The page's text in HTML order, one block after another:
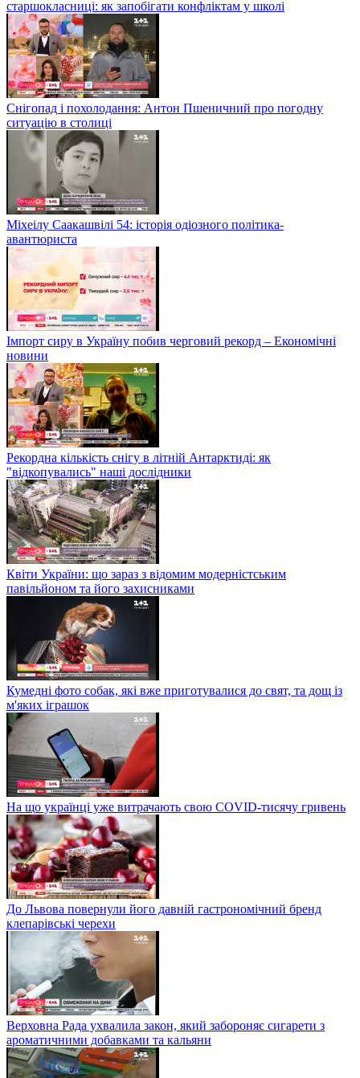
старшокласниці: як запобігати конфліктам у школі
Снігопад і похолодання: Антон Пшеничний про погодну
ситуацію в столиці
Міхеілу Саакашвілі 54: історія одіозного політика-
авантюриста
Імпорт сиру в Україну побив черговий рекорд – Економічні
новини
Рекордна кількість снігу в літній Антарктиді: як
"відкопувались" наші дослідники
Квіти України: що зараз з відомим модерністським
павільйоном та його захисниками
Кумедні фото собак, які вже приготувалися до свят, та дощ із
м'яких іграшок
На що українці уже витрачають свою COVID-тисячу гривень
До Львова повернули його давній гастрономічний бренд
клепарівські черехи
Верховна Рада ухвалила закон, який забороняє сигарети з
ароматичними добавками та кальяни